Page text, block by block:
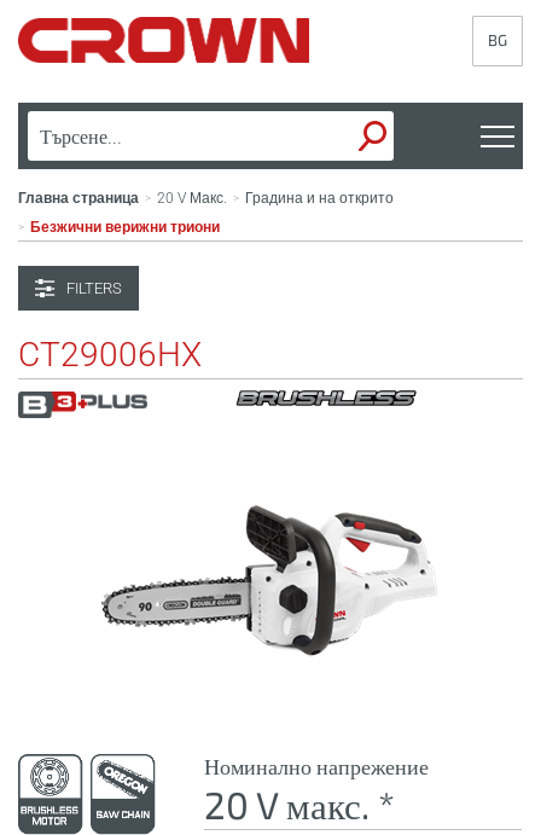
BG
Главна страница > 20 V Макс. > Градина и на открито
> Безжични верижни триони
FILTERS
CT29006HX
Номинално напрежение
20 V макс. *